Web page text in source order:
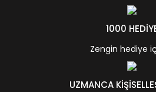
1000
Zengin hediye
UZMANCA